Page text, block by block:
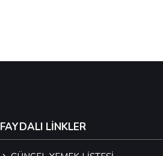
FAYDALI LİNKLER